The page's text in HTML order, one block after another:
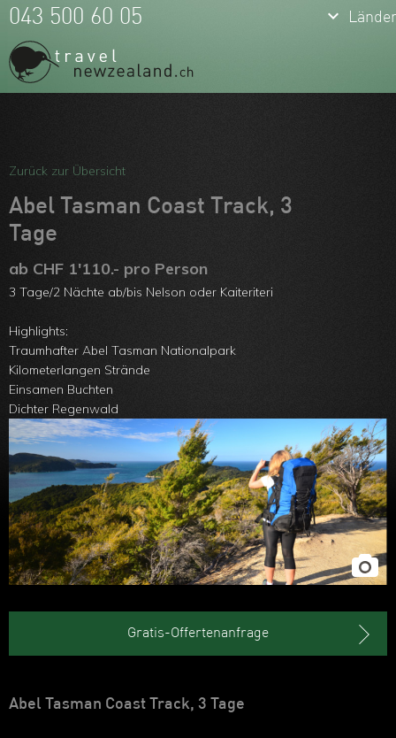
Team
Über uns
Feedbacks
Kontakt
keyboard_arrow_down Länder
043 500 60 05
Zurück zur Übersicht
Abel Tasman Coast Track, 3
Tage
ab CHF 1'110.- pro Person
3 Tage/2 Nächte ab/bis Nelson oder Kaiteriteri
Highlights:
Traumhafter Abel Tasman Nationalpark
Kilometerlangen Strände
Einsamen Buchten
Dichter Regenwald
Gratis-Offertenanfrage
Abel Tasman Coast Track, 3 Tage